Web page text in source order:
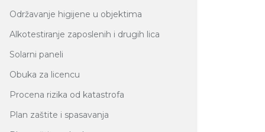
Održavanje higijene u objektima
Alkotestiranje zaposlenih i drugih lica
Solarni paneli
Obuka za licencu
Procena rizika od katastrofa
Plan zaštite i spasavanja